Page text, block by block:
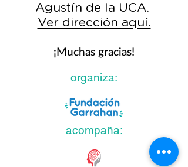
Agustín de la UCA.
Ver dirección aquí.
¡Muchas gracias!
organiza:
acompaña: